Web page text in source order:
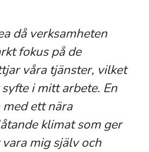
då verksamheten
fokus på de
våra tjänster, vilket
i mitt arbete. En
ett nära
klimat som ger
mig själv och